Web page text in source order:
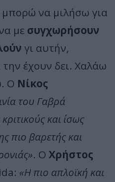
μπορώ να μιλήσω για
με συγχωρήσουν
γι αυτήν,
την έχουν δει. Χαλάω
Ο Νίκος
του Γαβρά
και ίσως
πιο βαρετής και
. Ο Χρήστος
«Η πιο απλοϊκή και